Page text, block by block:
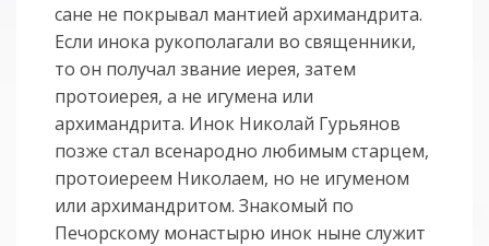
сане не покрывал мантией архимандрита.
Если инока рукополагали во священники,
то он получал звание иерея, затем
протоиерея, а не игумена или
архимандрита. Инок Николай Гурьянов
позже стал всенародно любимым старцем,
протоиереем Николаем, но не игуменом
или архимандритом. Знакомый по
Печорскому монастырю инок ныне служит